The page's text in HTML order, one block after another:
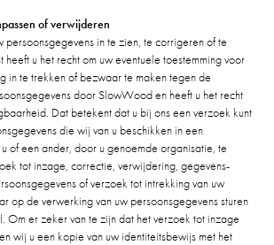
of verwijderen
persoonsgegevens in te zien, te corrigeren of te
u het recht om uw eventuele toestemming voor
in te trekken of bezwaar te maken tegen de
door SlowWood en heeft u het recht
Dat betekent dat u bij ons een verzoek kunt
die wij van u beschikken in een
of een ander, door u genoemde organisatie, te
tot inzage, correctie, verwijdering, gegevens-
of verzoek tot intrekking van uw
op de verwerking van uw persoonsgegevens sturen
Om er zeker van te zijn dat het verzoek tot inzage
wij u een kopie van uw identiteitsbewijs met het